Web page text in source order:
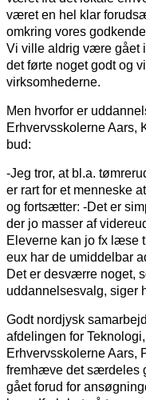
været en hel klar
omkring vores
Vi ville aldrig være gået
det førte noget godt og
virksomhederne.
Men hvorfor er
Erhvervsskolerne Aars,
bud:
-Jeg tror, at bl.a.
er rart for et menneske
og fortsætter: -Det er
der jo masser af
Eleverne kan jo fx læse
eux har de umiddelbar
Det er desværre noget,
uddannelsesvalg, siger
Godt nordjysk
afdelingen for
Erhvervsskolerne Aars,
fremhæve det særdeles
gået forud for